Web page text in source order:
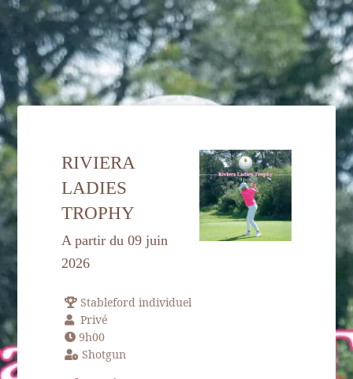
RIVIERA
LADIES
TROPHY
A partir du 09 juin
2026
Stableford individuel
Privé
9h00
Shotgun
HÉBERGEMENT
GOLF
SPORT & LOISIRS
SÉMINAIRES
ENVIRONNEMENT